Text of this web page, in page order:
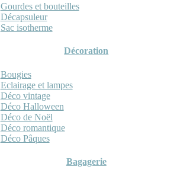
Gourdes et bouteilles
Décapsuleur
Sac isotherme
Décoration
Bougies
Eclairage et lampes
Déco vintage
Déco Halloween
Déco de Noël
Déco romantique
Déco Pâques
Bagagerie